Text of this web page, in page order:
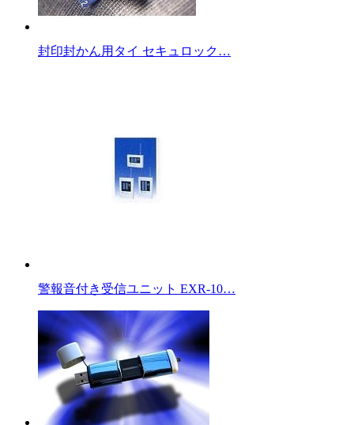
封印封かん用タイ セキュロック…
警報音付き受信ユニット EXR-10…